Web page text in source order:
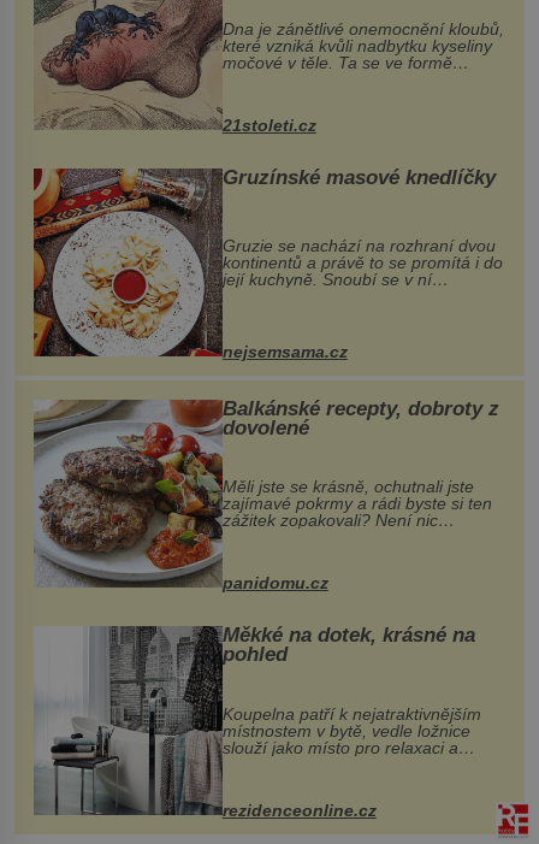
„nemoci králů“
Dna je zánětlivé onemocnění kloubů,
které vzniká kvůli nadbytku kyseliny
močové v těle. Ta se ve formě
nohou, a způsobuje bole...
21stoleti.cz
Gruzínské masové knedlíčky
Gruzie se nachází na rozhraní dvou
kontinentů a právě to se promítá i do
její kuchyně. Snoubí se v ní
evropské a asijské chutě a díky tomu
vznikají rozmanité a chuťově bohaté
pokrmy, které rozhodně st...
nejsemsama.cz
Balkánské recepty, dobroty z
dovolené
Měli jste se krásně, ochutnali jste
zajímavé pokrmy a rádi byste si ten
zážitek zopakovali? Není nic
snazšího. Pljeskavica (10 porcí)
Možná jste ji ochutnali na dovolené v
bývalé Jugoslávii, lze ji vi...
panidomu.cz
Měkké na dotek, krásné na
pohled
Koupelna patří k nejatraktivnějším
místnostem v bytě, vedle ložnice
slouží jako místo pro relaxaci a
odpočinek. Koupelnový textil –
ručníky, osušky a koberečky –
mohou jako mávnutím kouzelného
proutku...
rezidenceonline.cz